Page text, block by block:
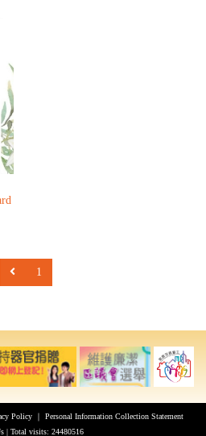
1
Policy ｜ Personal Information Collection Statement
| Total visits: 24480516